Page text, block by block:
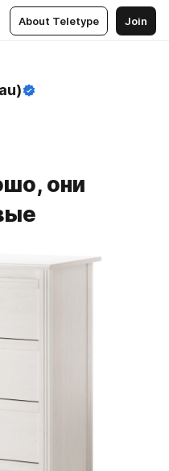
About Teletype Join
они